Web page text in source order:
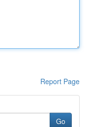
Report Page
Go